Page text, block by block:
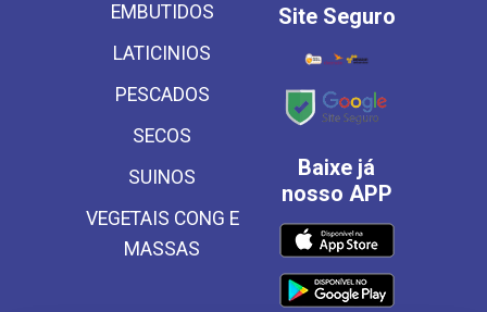
EMBUTIDOS
LATICINIOS
PESCADOS
SECOS
SUINOS
VEGETAIS CONG E
MASSAS
Site Seguro
Baixe já
nosso APP